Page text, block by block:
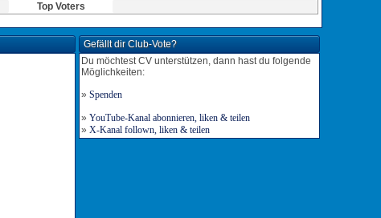
Top Voters
Gefällt dir Club-Vote?
Du möchtest CV unterstützen, dann hast du folgende
Möglichkeiten:
» Spenden
» YouTube-Kanal abonnieren, liken & teilen
» X-Kanal follown, liken & teilen